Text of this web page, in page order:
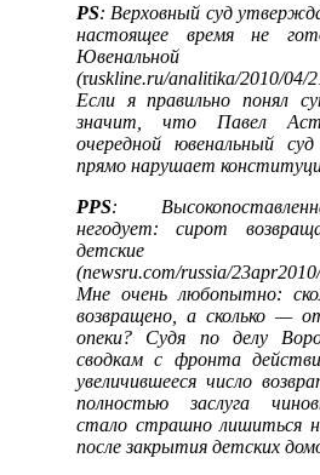
PS: Верховный суд
настоящее время не
Ювенальной
(ruskline.ru/analitika/2010/04/
Если я правильно понял
значит, что Павел
очередной ювенальный
прямо нарушает
PPS:
негодует: сирот
(newsru.com/russia/
Мне очень любопытно:
возвращено, а сколько —
опеки? Судя по делу
сводкам с фронта
увеличившееся число
полностью заслуга
стало страшно лишиться
после закрытия детских